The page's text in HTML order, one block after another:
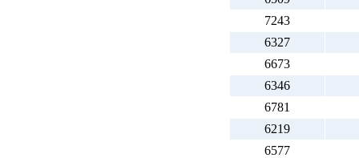
7243
6327
6673
6346
6781
6219
6577